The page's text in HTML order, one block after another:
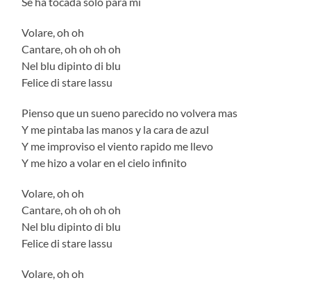
Volare, oh oh
Cantare, oh oh oh oh
Nel blu dipinto di blu
Felice di stare lassu
Pienso que un sueno parecido no volvera mas
Y me pintaba las manos y la cara de azul
Y me improviso el viento rapido me llevo
Y me hizo a volar en el cielo infinito
Volare, oh oh
Cantare, oh oh oh oh
Nel blu dipinto di blu
Felice di stare lassu
Volare, oh oh